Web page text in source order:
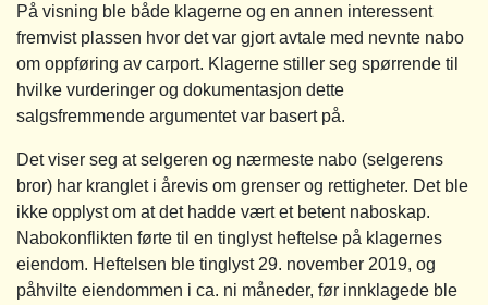
På visning ble både klagerne og en annen interessent
fremvist plassen hvor det var gjort avtale med nevnte nabo
om oppføring av carport. Klagerne stiller seg spørrende til
hvilke vurderinger og dokumentasjon dette
salgsfremmende argumentet var basert på.
Det viser seg at selgeren og nærmeste nabo (selgerens
bror) har kranglet i årevis om grenser og rettigheter. Det ble
ikke opplyst om at det hadde vært et betent naboskap.
Nabokonflikten førte til en tinglyst heftelse på klagernes
eiendom. Heftelsen ble tinglyst 29. november 2019, og
påhvilte eiendommen i ca. ni måneder, før innklagede ble